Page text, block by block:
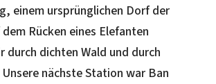
einem ursprünglichen Dorf der
Rücken eines Elefanten
dichten Wald und durch
nächste Station war Ban